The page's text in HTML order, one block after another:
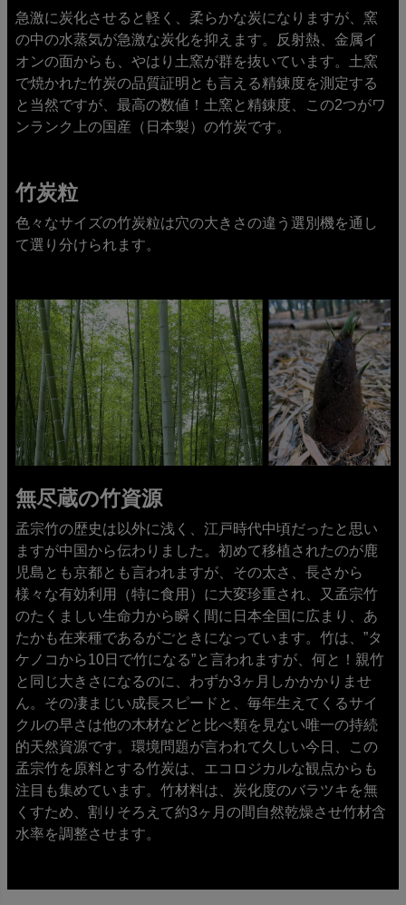
急激に炭化させると軽く、柔らかな炭になりますが、窯
の中の水蒸気が急激な炭化を抑えます。反射熱、金属イ
オンの面からも、やはり土窯が群を抜いています。土窯
で焼かれた竹炭の品質証明とも言える精錬度を測定する
と当然ですが、最高の数値！土窯と精錬度、この2つがワ
ンランク上の国産（日本製）の竹炭です。
竹炭粒
色々なサイズの竹炭粒は穴の大きさの違う選別機を通し
て選り分けられます。
無尽蔵の竹資源
孟宗竹の歴史は以外に浅く、江戸時代中頃だったと思い
ますが中国から伝わりました。初めて移植されたのが鹿
児島とも京都とも言われますが、その太さ、長さから
様々な有効利用（特に食用）に大変珍重され、又孟宗竹
のたくましい生命力から瞬く間に日本全国に広まり、あ
たかも在来種であるがごときになっています。竹は、”タ
ケノコから10日で竹になる”と言われますが、何と！親竹
と同じ大きさになるのに、わずか3ヶ月しかかかりませ
ん。その凄まじい成長スピードと、毎年生えてくるサイ
クルの早さは他の木材などと比べ類を見ない唯一の持続
的天然資源です。環境問題が言われて久しい今日、この
孟宗竹を原料とする竹炭は、エコロジカルな観点からも
注目も集めています。竹材料は、炭化度のバラツキを無
くすため、割りそろえて約3ヶ月の間自然乾燥させ竹材含
水率を調整させます。